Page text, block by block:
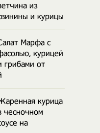
из
и курицы
Марфа с
курицей
грибами от
курица
чесночном
на